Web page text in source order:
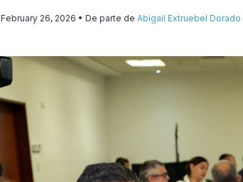
February 26, 2026 • De parte de Abigail Extruebel Dorado